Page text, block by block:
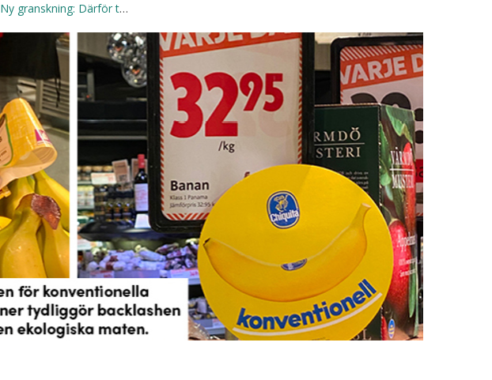
Ny granskning: Därför tappar de ekomaten i försäljning